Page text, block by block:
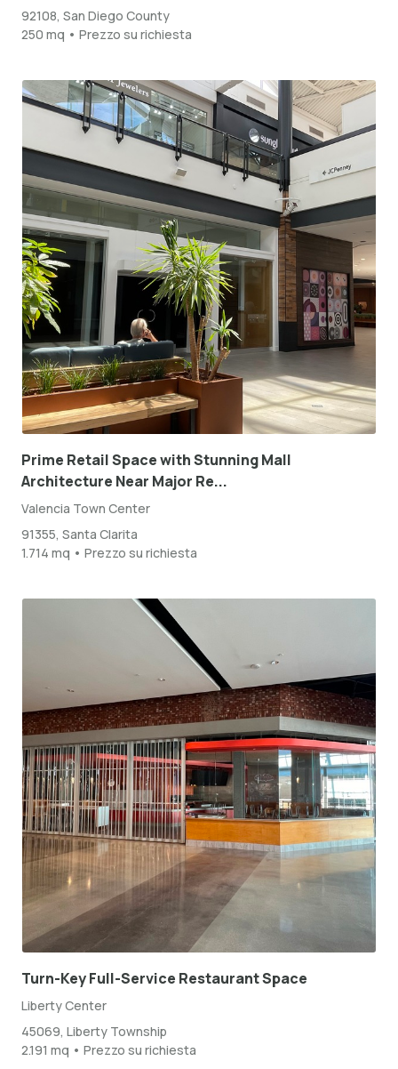
92108, San Diego County
250 mq • Prezzo su richiesta
Prime Retail Space with Stunning Mall
Architecture Near Major Re...
Valencia Town Center
91355, Santa Clarita
1.714 mq • Prezzo su richiesta
Turn-Key Full-Service Restaurant Space
Liberty Center
45069, Liberty Township
2.191 mq • Prezzo su richiesta